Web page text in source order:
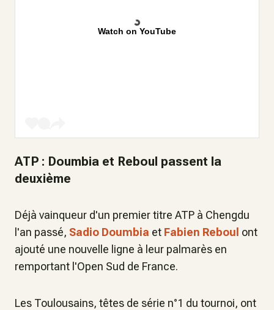
Watch on YouTube
ATP : Doumbia et Reboul passent la
deuxième
Déjà vainqueur d'un premier titre ATP à Chengdu
l'an passé, Sadio Doumbia et Fabien Reboul ont
ajouté une nouvelle ligne à leur palmarès en
remportant l'Open Sud de France.
Les Toulousains, têtes de série n°1 du tournoi, ont